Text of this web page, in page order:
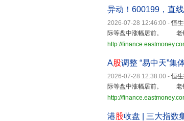
异动！600199，直
2026-07-28 12:46:00 -恒
际等盘中涨幅居前。 老铺
http://
A股调整 “易中天”集
2026-07-28 12:38:00 -恒
际等盘中涨幅居前。 老铺
http://
港股收盘 | 三大指数